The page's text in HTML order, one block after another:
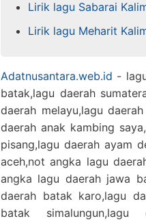
Lirik lagu Sabarai
Lirik lagu Meharit
Adatnusantara.web.id -
batak,lagu daerah
daerah melayu,lagu
daerah anak kambing
pisang,lagu daerah ayam
aceh,not angka lagu
angka lagu daerah jawa
daerah batak karo,lagu
batak